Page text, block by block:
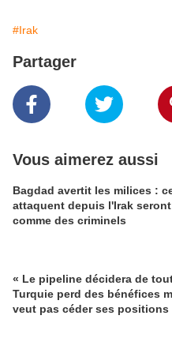
#Irak
Partager
Vous aimerez aussi
Bagdad avertit les milices :
attaquent depuis l'Irak
comme des criminels
« Le pipeline décidera de
Turquie perd des bénéfices
veut pas céder ses positions